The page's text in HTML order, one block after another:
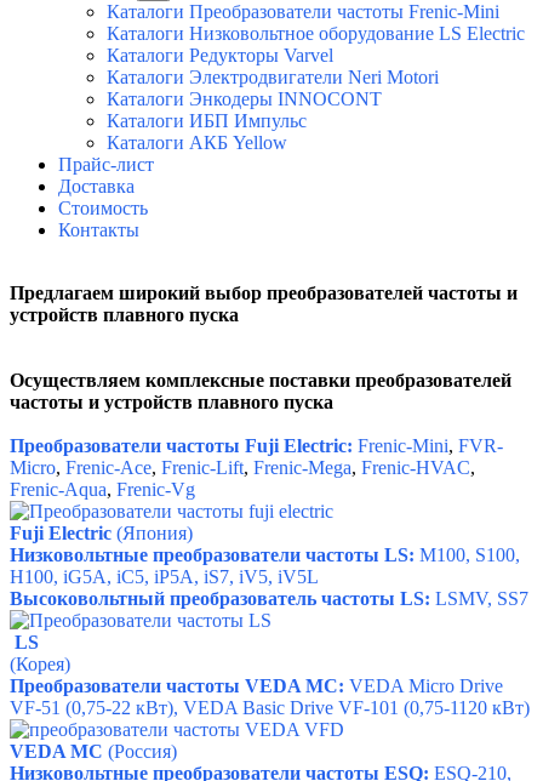
Каталоги Преобразователи частоты Frenic-Mini
Каталоги Низковольтное оборудование LS Electric
Каталоги Редукторы Varvel
Каталоги Электродвигатели Neri Motori
Каталоги Энкодеры INNOCONT
Каталоги ИБП Импульс
Каталоги АКБ Yellow
Прайс-лист
Доставка
Стоимость
Контакты
Предлагаем широкий выбор преобразователей частоты и
устройств плавного пуска
Осуществляем комплексные поставки преобразователей
частоты и устройств плавного пуска
Преобразователи частоты Fuji Electric: Frenic-Mini, FVR-
Micro, Frenic-Ace, Frenic-Lift, Frenic-Mega, Frenic-HVAC,
Frenic-Aqua, Frenic-Vg
Fuji Electric (Япония)
Низковольтные преобразователи частоты LS: M100, S100,
H100, iG5A, iC5, iР5А, iS7, iV5, iV5L
Высоковольтный преобразователь частоты LS: LSMV, SS7
LS
(Корея)
Преобразователи частоты VEDA MC: VEDA Micro Drive
VF-51 (0,75-22 кВт), VEDA Basic Drive VF-101 (0,75-1120 кВт)
VEDA MC (Россия)
Низковольтные преобразователи частоты ESQ: ESQ-210,